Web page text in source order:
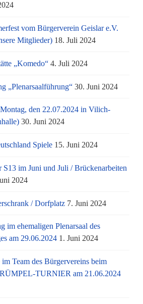
vom Bürgerverein Geislar e.V.
Mitglieder) 18. Juli 2024
„Komedo“ 4. Juli 2024
„Plenarsaalführung“ 30. Juni 2024
den 22.07.2024 in Vilich-
30. Juni 2024
Spiele 15. Juni 2024
S13 im Juni und Juli / Brü­cken­ar­bei­ten
2024
/ Dorfplatz 7. Juni 2024
im ehemaligen Plenarsaal des
am 29.06.2024 1. Juni 2024
Team des Bürgervereins beim
TURNIER am 21.06.2024